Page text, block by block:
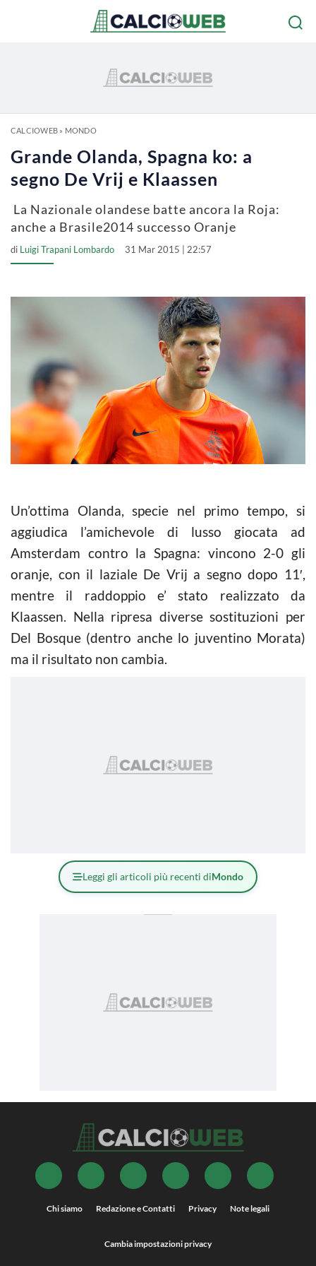
CALCIOWEB» MONDO
Grande Olanda, Spagna ko: a
segno De Vrij e Klaassen
La Nazionale olandese batte ancora la Roja:
anche a Brasile2014 successo Oranje
di Luigi Trapani Lombardo 31 Mar 2015 | 22:57
Un’ottima Olanda, specie nel primo tempo, si
aggiudica l’amichevole di lusso giocata ad
Amsterdam contro la Spagna: vincono 2-0 gli
oranje, con il laziale De Vrij a segno dopo 11′,
mentre il raddoppio e’ stato realizzato da
Klaassen. Nella ripresa diverse sostituzioni per
Del Bosque (dentro anche lo juventino Morata)
ma il risultato non cambia.
Leggi gli articoli più recenti diMondo
Chi siamo Redazione e Contatti Privacy Note legali
Cambia impostazioni privacy